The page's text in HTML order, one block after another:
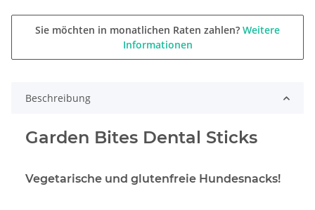
Sie möchten in monatlichen Raten zahlen? Weitere
Informationen
Beschreibung
Garden Bites Dental Sticks
Vegetarische und glutenfreie Hundesnacks!